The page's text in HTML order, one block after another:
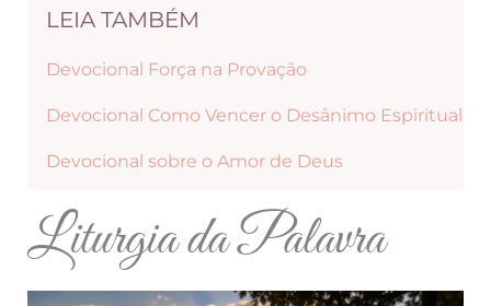
LEIA TAMBÉM
Devocional Força na Provação
Devocional Como Vencer o Desânimo Espiritual
Devocional sobre o Amor de Deus
Liturgia da Palavra